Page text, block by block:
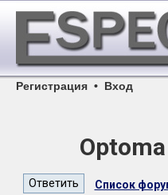
Регистрация • Вход
Список